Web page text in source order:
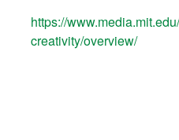
https://
creativity/overview/